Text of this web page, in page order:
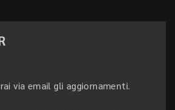
via email gli aggiornamenti.